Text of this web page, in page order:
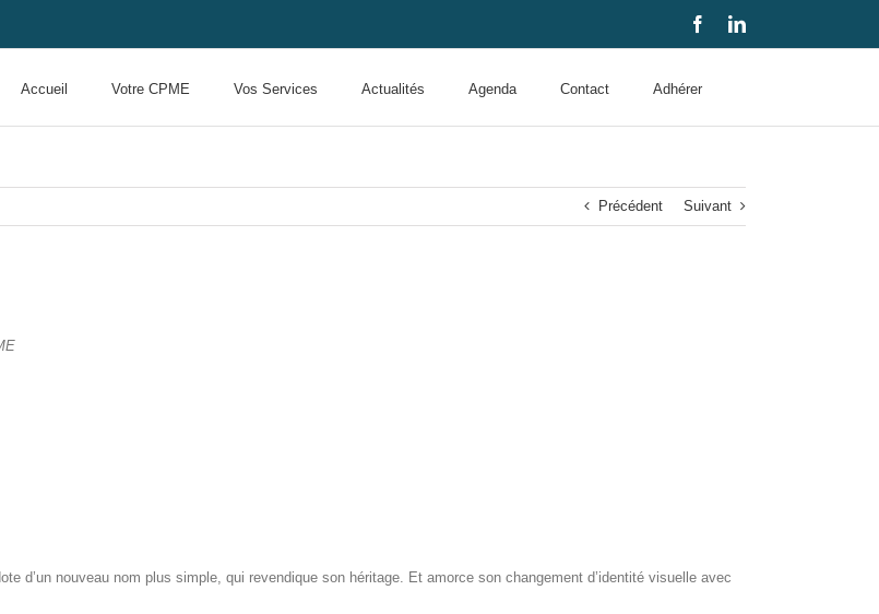
FacebookLinkedIn
Accueil Votre CPME Vos Services Actualités Agenda Contact Adhérer
Précédent Suivant
d’un nouveau nom plus simple, qui revendique son héritage. Et amorce son changement d’identité visuelle avec